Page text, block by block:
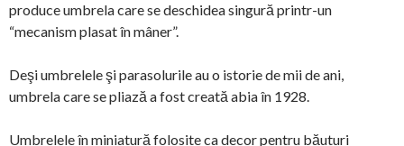
produce umbrela care se deschidea singură printr-un
“mecanism plasat în mâner”.
Deşi umbrelele şi parasolurile au o istorie de mii de ani,
umbrela care se pliază a fost creată abia în 1928.
Umbrelele în miniatură folosite ca decor pentru băuturi